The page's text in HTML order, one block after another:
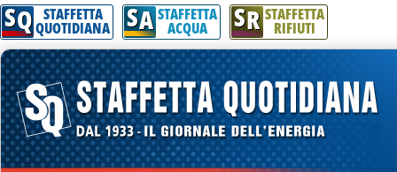
Attenzione! Esegui l'accesso per lèggere interamente la notizia.
SQ STAFFETTA
QUOTIDIANA SA STAFFETTA
ACQUA SR STAFFETTA
RIFIUTI